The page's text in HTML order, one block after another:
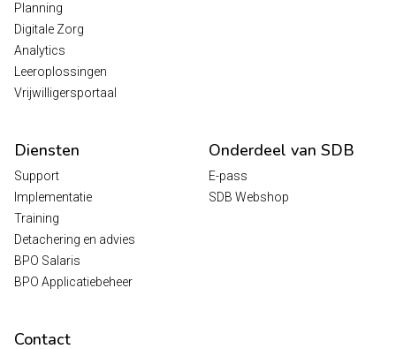
Planning
Digitale Zorg
Analytics
Leeroplossingen
Vrijwilligersportaal
Diensten
Support
Implementatie
Training
Detachering en advies
BPO Salaris
BPO Applicatiebeheer
Onderdeel van SDB
E-pass
SDB Webshop
Contact